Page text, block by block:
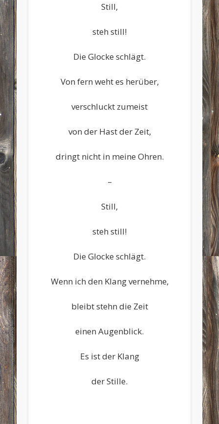
Still,
steh still!
Die Glocke schlägt.
Von fern weht es herüber,
verschluckt zumeist
von der Hast der Zeit,
dringt nicht in meine Ohren.
–
Still,
steh still!
Die Glocke schlägt.
Wenn ich den Klang vernehme,
bleibt stehn die Zeit
einen Augenblick.
Es ist der Klang
der Stille.